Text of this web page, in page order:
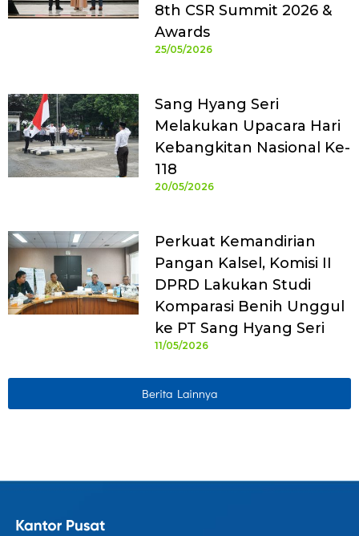
8th CSR Summit 2026 &
Awards
25/05/2026
Sang Hyang Seri
Melakukan Upacara Hari
Kebangkitan Nasional Ke-
118
20/05/2026
Perkuat Kemandirian
Pangan Kalsel, Komisi II
DPRD Lakukan Studi
Komparasi Benih Unggul
ke PT Sang Hyang Seri
11/05/2026
Berita Lainnya